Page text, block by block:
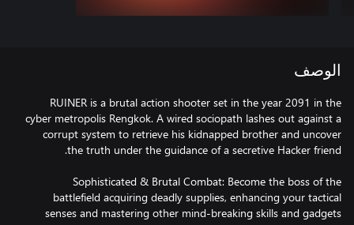
الوصف
RUINER is a brutal action shooter set in the year 2091 in the
cyber metropolis Rengkok. A wired sociopath lashes out against a
corrupt system to retrieve his kidnapped brother and uncover
Sophisticated & Brutal Combat: Become the boss of the
battlefield acquiring deadly supplies, enhancing your tactical
senses and mastering other mind-breaking skills and gadgets